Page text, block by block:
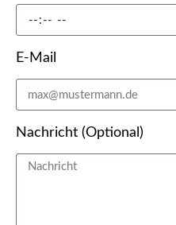
E-Mail
Nachricht (Optional)